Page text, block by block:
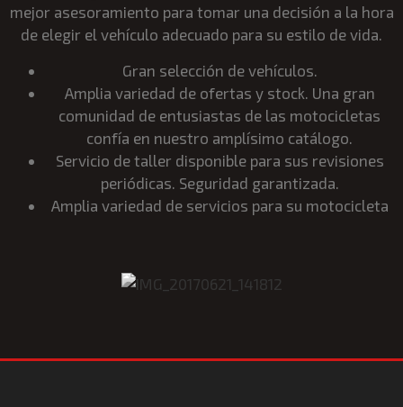
mejor asesoramiento para tomar una decisión a la hora
de elegir el vehículo adecuado para su estilo de vida.
Gran selección de vehículos.
Amplia variedad de ofertas y stock. Una gran
comunidad de entusiastas de las motocicletas
confía en nuestro amplísimo catálogo.
Servicio de taller disponible para sus revisiones
periódicas. Seguridad garantizada.
Amplia variedad de servicios para su motocicleta